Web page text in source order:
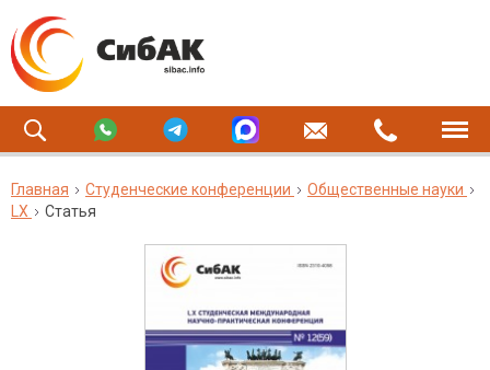
Главная Студенческие конференции
Общественные науки
LX
Статья